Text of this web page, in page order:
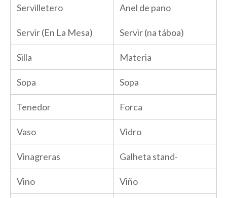
Servilletero Anel de pano
Servir (En La Mesa) Servir (na táboa)
Silla Materia
Sopa Sopa
Tenedor Forca
Vaso Vidro
Vinagreras Galheta stand-
Vino Viño